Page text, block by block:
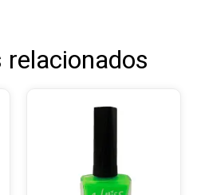
relacionados